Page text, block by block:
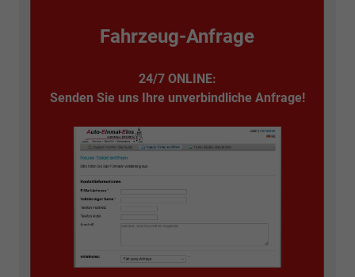
Fahrzeug-Anfrage
24/7 ONLINE:
Senden Sie uns Ihre unverbindliche Anfrage!